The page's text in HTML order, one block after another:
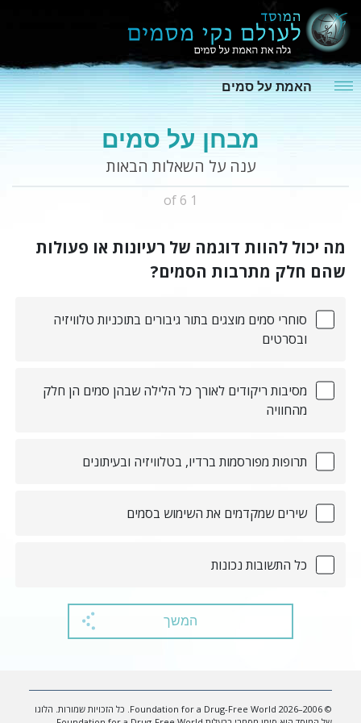
האמת על סמים
מבחן על סמים
ענה על השאלות הבאות
1 of 6
מה יכול להוות דוגמה של רעיונות או פעולות
שהם חלק מתרבות הסמים?
סוחרי סמים מוצגים בתור גיבורים בתוכניות טלוויזיה
ובסרטים
מסיבות ריקודים לאורך כל הלילה שבהן סמים הן חלק
מהחוויה
תרופות מפורסמות ברדיו, בטלוויזיה ובעיתונים
שירים שמקדמים את השימוש בסמים
כל התשובות נכונות
המשך
© 2006–2026 Foundation for a Drug-Free World. כל הזכויות שמורות. הלוגו